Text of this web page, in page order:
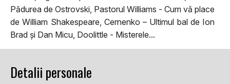
Pădurea de Ostrovski, Pastorul Williams - Cum vă place
de William Shakespeare, Cernenko – Ultimul bal de Ion
Brad și Dan Micu, Doolittle - Misterele...
Detalii personale